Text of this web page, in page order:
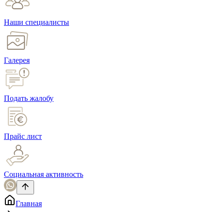
Наши специалисты
Галерея
Подать жалобу
Прайс лист
Социальная активность
Главная